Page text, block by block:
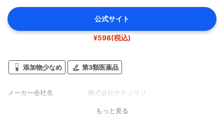
公式サイト
¥598(税込)
添加物少なめ 第3類医薬品
メーカー会社名 株式会社ナチュラリ
もっと見る